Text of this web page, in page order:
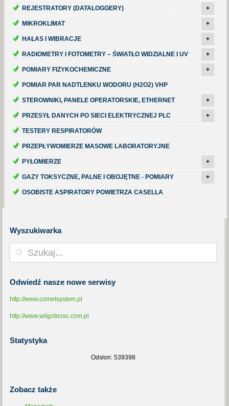
REJESTRATORY (DATALOGGERY) +
MIKROKLIMAT +
HAŁAS I WIBRACJE +
RADIOMETRY I FOTOMETRY – ŚWIATŁO WIDZIALNE I UV +
POMIARY FIZYKOCHEMICZNE +
POMIAR PAR NADTLENKU WODORU (H2O2) VHP
STEROWNIKI, PANELE OPERATORSKIE, ETHERNET +
PRZESYŁ DANYCH PO SIECI ELEKTRYCZNEJ PLC +
TESTERY RESPIRATORÓW
PRZEPŁYWOMIERZE MASOWE LABORATORYJNE
PYŁOMIERZE +
GAZY TOKSYCZNE, PALNE I OBOJĘTNE - POMIARY +
OSOBISTE ASPIRATORY POWIETRZA CASELLA
Wyszukiwarka
Odwiedź nasze nowe serwisy
http://www.cometsystem.pl
http://www.wilgotnosc.com.pl
Statystyka
Odsłon: 539398
Zobacz także